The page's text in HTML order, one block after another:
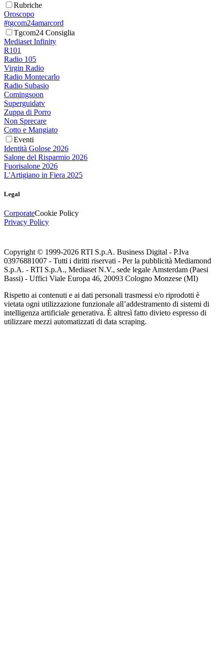
Rubriche
Oroscopo
#tgcom24amarcord
Tgcom24 Consiglia
Mediaset Infinity
R101
Radio 105
Virgin Radio
Radio Montecarlo
Radio Subasio
Comingsoon
Superguidatv
Zuppa di Porro
Non Sprecare
Cotto e Mangiato
Eventi
Identità Golose 2026
Salone del Risparmio 2026
Fuorisalone 2026
L'Artigiano in Fiera 2025
Legal
CorporateCookie Policy
Privacy Policy
Copyright © 1999-2026 RTI S.p.A. Business Digital - P.Iva
03976881007 - Tutti i diritti riservati - Per la pubblicità Mediamond
S.p.A. - RTI S.p.A., Mediaset N.V., sede legale Amsterdam (Paesi
Bassi) - Uffici Viale Europa 46, 20093 Cologno Monzese (MI)
Rispetto ai contenuti e ai dati personali trasmessi e/o riprodotti è
vietata ogni utilizzazione funzionale all’addestramento di sistemi di
intelligenza artificiale generativa. È altresì fatto divieto espresso di
utilizzare mezzi automatizzati di data scraping.